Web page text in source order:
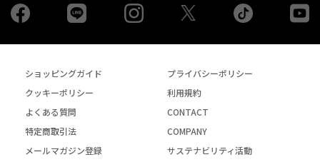
Facebook Instagram tiktok
ショッピングガイド
プライバシーポリシー
クッキーポリシー
利用規約
よくある質問
CONTACT
特定商取引法
COMPANY
メールマガジン登録
サステナビリティ活動